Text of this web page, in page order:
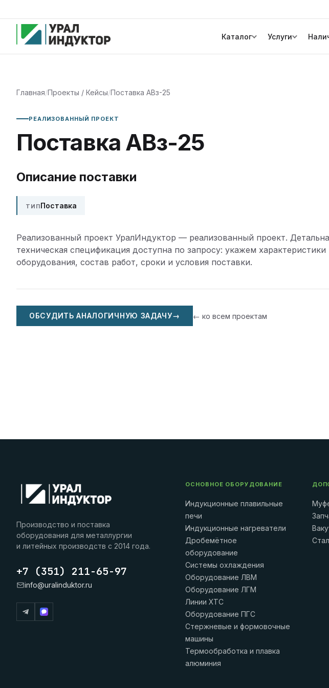
Каталог Услуги
Главная/Проекты / Кейсы/Поставка АВз-25
РЕАЛИЗОВАННЫЙ ПРОЕКТ
Поставка АВз-25
Описание поставки
ТИППоставка
Реализованный проект УралИндуктор — реализованный проект.
техническая спецификация доступна по запросу: укажем характеристики
оборудования, состав работ, сроки и условия поставки.
ОБСУДИТЬ АНАЛОГИЧНУЮ ЗАДАЧУ→ ← ко всем проектам
Производство и поставка
оборудования для металлургии
и литейных производств с 2014 года.
+7 (351) 211-65-97
info@uralinduktor.ru
ОСНОВНОЕ ОБОРУДОВАНИЕ
Индукционные плавильные
печи
Индукционные нагреватели
Дробемётное
оборудование
Системы охлаждения
Оборудование ЛВМ
Оборудование ЛГМ
Линии ХТС
Оборудование ПГС
Стержневые и формовочные
машины
Термообработка и плавка
алюминия